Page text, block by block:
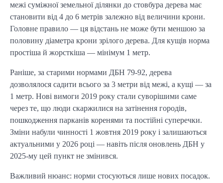
межі суміжної земельної ділянки до стовбура дерева має
становити від 4 до 6 метрів залежно від величини крони.
Головне правило — ця відстань не може бути меншою за
половину діаметра крони зрілого дерева. Для кущів норма
простіша й жорсткіша — мінімум 1 метр.
Раніше, за старими нормами ДБН 79-92, дерева
дозволялося садити всього за 3 метри від межі, а кущі — за
1 метр. Нові вимоги 2019 року стали суворішими саме
через те, що люди скаржилися на затінення городів,
пошкодження парканів коренями та постійні суперечки.
Зміни набули чинності 1 жовтня 2019 року і залишаються
актуальними у 2026 році — навіть після оновлень ДБН у
2025-му цей пункт не змінився.
Важливий нюанс: норми стосуються лише нових посадок.